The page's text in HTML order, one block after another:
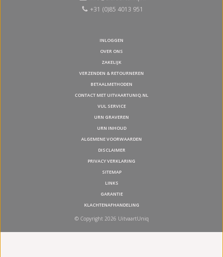
+31 (0)85 4013 951
INLOGGEN
OVER ONS
ZAKELIJK
VERZENDEN & RETOURNEREN
BETAALMETHODEN
CONTACT MET UITVAARTUNIQ.NL
VUL SERVICE
URN GRAVEREN
URN INHOUD
ALGEMENE VOORWAARDEN
DISCLAIMER
PRIVACY VERKLARING
SITEMAP
LINKS
GARANTIE
KLACHTENAFHANDELING
© Copyright 2026 UitvaartUniq